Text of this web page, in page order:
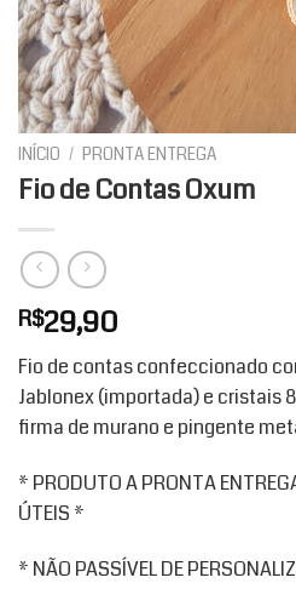
INÍCIO / PRONTA ENTREGA
Fio de Contas Oxum
R$29,90
Fio de contas confeccionado
Jablonex (importada) e cristais
firma de murano e pingente
* PRODUTO A PRONTA
ÚTEIS *
* NÃO PASSÍVEL DE